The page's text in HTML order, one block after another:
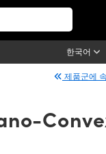
한국어
제품군에